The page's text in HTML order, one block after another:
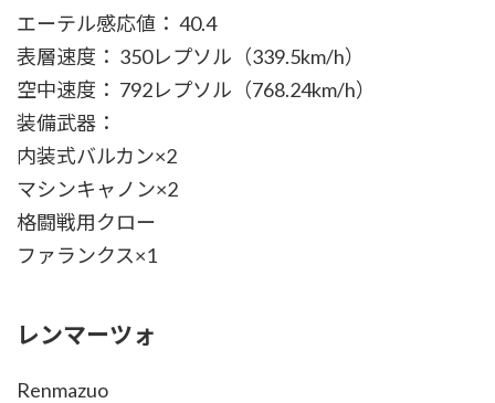
エーテル感応値： 40.4
表層速度： 350レプソル（339.5km/h）
空中速度： 792レプソル（768.24km/h）
装備武器：
内装式バルカン×2
マシンキャノン×2
格闘戦用クロー
ファランクス×1
レンマーツォ
Renmazuo